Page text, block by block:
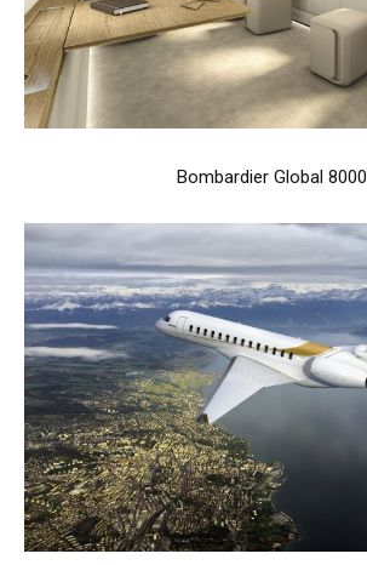
Bombardier Global 8000